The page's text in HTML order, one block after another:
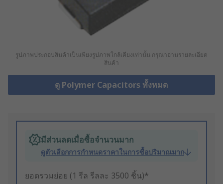
รูปภาพประกอบสินค้าเป็นเพียงรูปภาพใกล้เคียงเท่านั้น กรุณาอ่านรายละเอียด
สินค้า
ดู Polymer Capacitors ทั้งหมด
มีส่วนลดเมื่อซื้อจำนวนมาก
ดูตัวเลือกการกำหนดราคาในการซื้อปริมาณมาก
ยอดรวมย่อย (1 รีล รีลละ 3500 ชิ้น)*